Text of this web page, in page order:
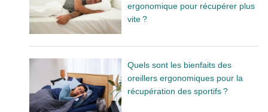
ergonomique pour récupérer plus
vite ?
Quels sont les bienfaits des
oreillers ergonomiques pour la
récupération des sportifs ?